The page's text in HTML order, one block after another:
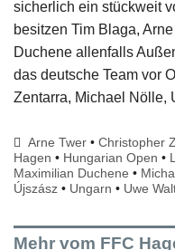
sicherlich ein stückweit
besitzen Tim Blaga,
Duchene allenfalls
das deutsche Team vor
Zentarra, Michael Nölle,
Arne Twer •Christopher
Hagen • Hungarian Open •
Maximilian Duchene •
Újszász • Ungarn • Uwe
Mehr vom FFC